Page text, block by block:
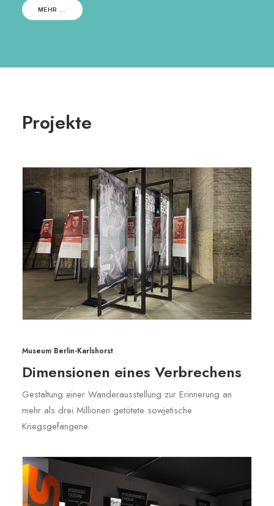
MEHR ...
Projekte
Museum Berlin-Karlshorst
Dimensionen eines Verbrechens
Gestaltung einer Wanderausstellung zur Erinnerung an
mehr als drei Millionen getötete sowjetische
Kriegsgefangene.